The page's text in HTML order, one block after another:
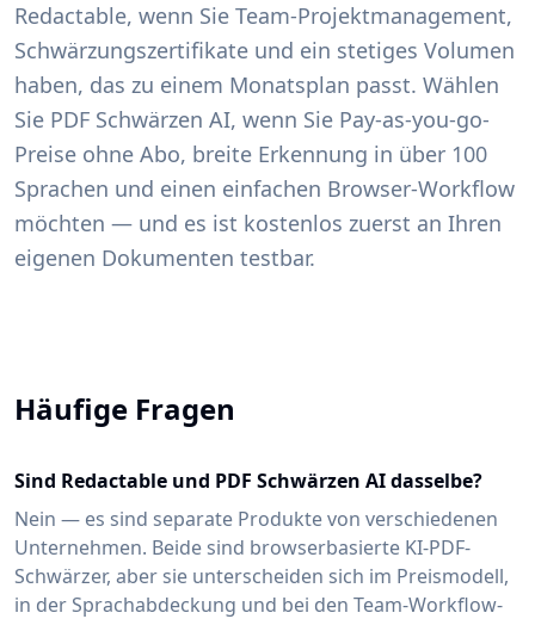
Redactable, wenn Sie Team-Projektmanagement,
Schwärzungszertifikate und ein stetiges Volumen
haben, das zu einem Monatsplan passt. Wählen
Sie PDF Schwärzen AI, wenn Sie Pay-as-you-go-
Preise ohne Abo, breite Erkennung in über 100
Sprachen und einen einfachen Browser-Workflow
möchten — und es ist kostenlos zuerst an Ihren
eigenen Dokumenten testbar.
Häufige Fragen
Sind Redactable und PDF Schwärzen AI dasselbe?
Nein — es sind separate Produkte von verschiedenen
Unternehmen. Beide sind browserbasierte KI-PDF-
Schwärzer, aber sie unterscheiden sich im Preismodell,
in der Sprachabdeckung und bei den Team-Workflow-